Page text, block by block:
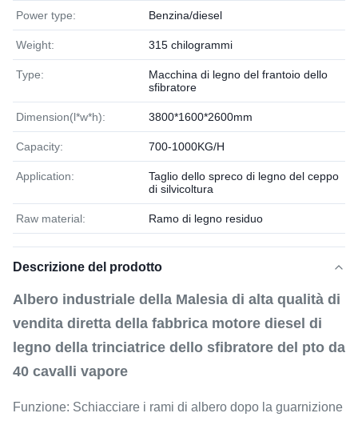
Power type: Benzina/diesel
Weight: 315 chilogrammi
Type:
Macchina di legno del frantoio dello
sfibratore
Dimension(l*w*h): 3800*1600*2600mm
Capacity: 700-1000KG/H
Application:
Taglio dello spreco di legno del ceppo
di silvicoltura
Raw material: Ramo di legno residuo
Descrizione del prodotto
Albero industriale della Malesia di alta qualità di
vendita diretta della fabbrica motore diesel di
legno della trinciatrice dello sfibratore del pto da
40 cavalli vapore
Funzione: Schiacciare i rami di albero dopo la guarnizione